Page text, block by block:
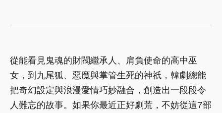
從能看見鬼魂的財閥繼承人、肩負使命的高中巫
女，到九尾狐、惡魔與掌管生死的神祇，韓劇總能
把奇幻設定與浪漫愛情巧妙融合，創造出一段段令
人難忘的故事。如果你最近正好劇荒，不妨從這7部